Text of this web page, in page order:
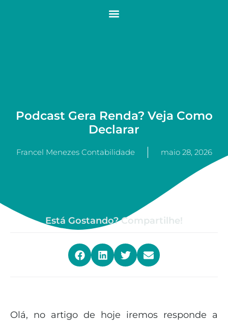
Podcast Gera Renda? Veja Como
Declarar
Francel Menezes Contabilidade maio 28, 2026
Está Gostando? Compartilhe!
Olá, no artigo de hoje iremos responde a